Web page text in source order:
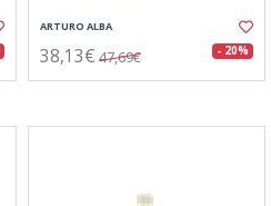
ARTURO ALBA
38,13€ 47,69€ - 20%